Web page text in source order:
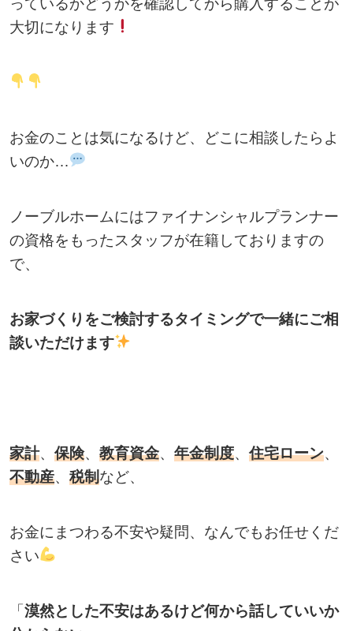
大切になります
お金のことは気になるけど、どこに相談したらよ
いのか…
ノーブルホームにはファイナンシャルプランナー
の資格をもったスタッフが在籍しておりますの
で、
お家づくりをご検討するタイミングで一緒にご相
談いただけます
家計、 保険、 教育資金、 年金制度、 住宅ローン、
不動産、 税制など、
お金にまつわる不安や疑問、なんでもお任せくだ
さい
「漠然とした不安はあるけど何から話していいか